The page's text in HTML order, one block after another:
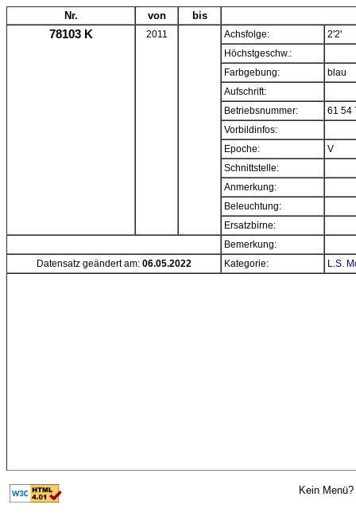
Nr. von bis
78103 K 2011 Achsfolge:
2'2'
Höchstgeschw.:
Farbgebung:
blau
Aufschrift:
Betriebsnummer:
61 54
Vorbildinfos:
Epoche:
V
Schnittstelle:
Anmerkung:
Beleuchtung:
Ersatzbirne:
Bemerkung:
Datensatz geändert am: 06.05.2022 Kategorie: L.S.
Kein